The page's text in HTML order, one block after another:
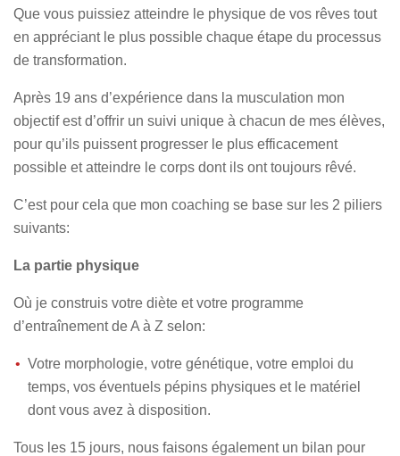
Que vous puissiez atteindre le physique de vos rêves tout
en appréciant le plus possible chaque étape du processus
de transformation.
Après 19 ans d’expérience dans la musculation mon
objectif est d’offrir un suivi unique à chacun de mes élèves,
pour qu’ils puissent progresser le plus efficacement
possible et atteindre le corps dont ils ont toujours rêvé.
C’est pour cela que mon coaching se base sur les 2 piliers
suivants:
La partie physique
Où je construis votre diète et votre programme
d’entraînement de A à Z selon:
Votre morphologie, votre génétique, votre emploi du
temps, vos éventuels pépins physiques et le matériel
dont vous avez à disposition.
Tous les 15 jours, nous faisons également un bilan pour